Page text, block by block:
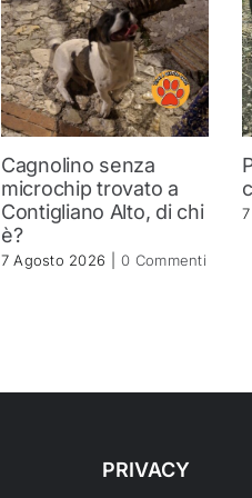
Cagnolino senza
microchip trovato a
Contigliano Alto, di chi
è?
7 Agosto 2026 0 Commenti
PRIVACY